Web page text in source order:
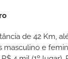
de 42 Km,
masculino e